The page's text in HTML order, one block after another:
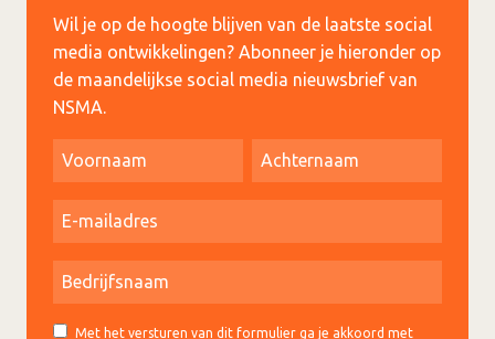
Wil je op de hoogte blijven van de laatste social
media ontwikkelingen? Abonneer je hieronder op
de maandelijkse social media nieuwsbrief van
NSMA.
Met het versturen van dit formulier ga je akkoord met